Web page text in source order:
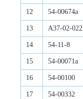
12 54-00674а
13 А37-02-022
14 54-11-8
15 54-00071а
16 54-00100
17 54-00332